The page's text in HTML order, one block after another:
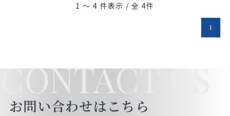
1 ～ 4 件表示 / 全 4件
1
CONTACT US
お問い合わせはこちら